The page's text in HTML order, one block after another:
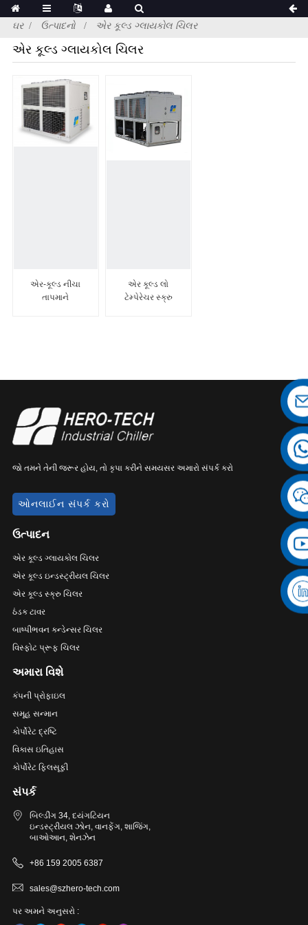
ઘર ઉત્પાદનો એર કૂલ્ડ ગ્લાયકોલ ચિલર
એર કૂલ્ડ ગ્લાયકોલ ચિલર
એર-કૂલ્ડ નીચા
તાપમાને
એર કૂલ્ડ લો
ટેમ્પેરેચર સ્ક્રુ
જો તમને તેની જરૂર હોય, તો કૃપા કરીને સમયસર અમારો સંપર્ક કરો
ઓનલાઈન સંપર્ક કરો
ઉત્પાદન
એર કૂલ્ડ ગ્લાયકોલ ચિલર
એર કૂલ્ડ ઇન્ડસ્ટ્રીયલ ચિલર
એર કૂલ્ડ સ્ક્રુ ચિલર
ઠંડક ટાવર
બાષ્પીભવન કન્ડેન્સર ચિલર
વિસ્ફોટ પ્રૂફ ચિલર
અમારા વિશે
કંપની પ્રોફાઇલ
સમૂહ સન્માન
કોર્પોરેટ દ્રષ્ટિ
વિકાસ ઇતિહાસ
કોર્પોરેટ ફિલસૂફી
સંપર્ક
બિલ્ડીંગ 34, દયંગટિયન
ઇન્ડસ્ટ્રીયલ ઝોન, વાનફેંગ, શાજિંગ,
બાઓઆન, શેનઝેન
+86 159 2005 6387
sales@szhero-tech.com
પર અમને અનુસરો :